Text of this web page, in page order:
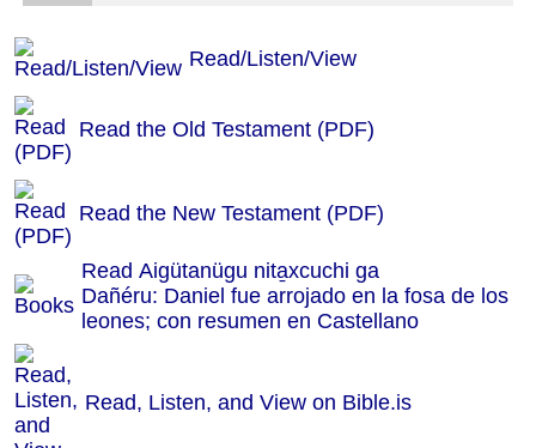
Read/Listen/View
Read the Old Testament (PDF)
Read the New Testament (PDF)
Read Aigütanügu nita̱xcuchi ga
Dañéru: Daniel fue arrojado en la fosa de los
leones; con resumen en Castellano
Read, Listen, and View on Bible.is